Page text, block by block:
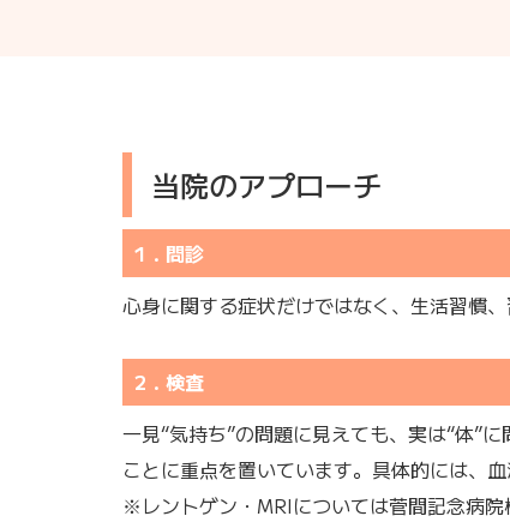
当院のアプローチ
1．問診
心身に関する症状だけではなく、生活習慣
2．検査
一見“気持ち”の問題に見えても、実は“体”
ことに重点を置いています。具体的には、
※レントゲン・MRIについては菅間記念病院